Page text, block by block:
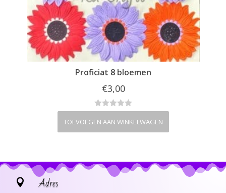
Proficiat 8 bloemen
€3,00
TOEVOEGEN AAN WINKELWAGEN
 Adres